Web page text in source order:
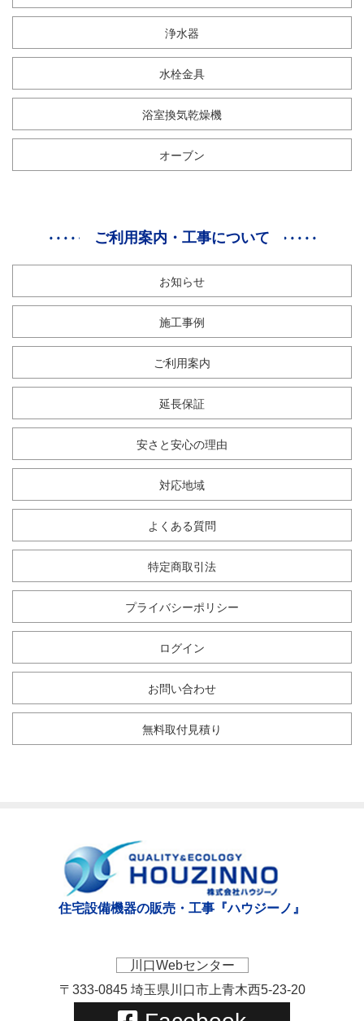
浄水器
水栓金具
浴室換気乾燥機
オーブン
ご利用案内・工事について
お知らせ
施工事例
ご利用案内
延長保証
安さと安心の理由
対応地域
よくある質問
特定商取引法
プライバシーポリシー
ログイン
お問い合わせ
無料取付見積り
住宅設備機器の販売・工事『ハウジーノ』
川口Webセンター
〒333-0845 埼玉県川口市上青木西5-23-20